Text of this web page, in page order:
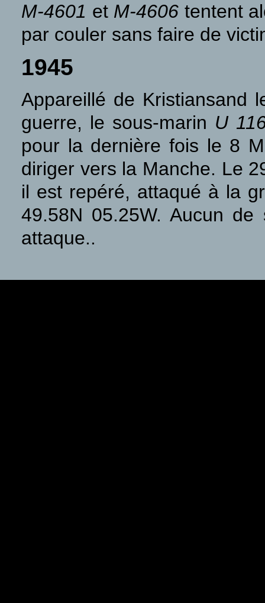
M-4601 et M-4606 tentent
par couler sans faire de
1945
Appareillé de Kristiansand
guerre, le sous-marin U
pour la dernière fois le 8
diriger vers la Manche. Le
il est repéré, attaqué à la
49.58N 05.25W. Aucun
attaque..